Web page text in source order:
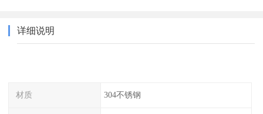
详细说明
材质 304不锈钢